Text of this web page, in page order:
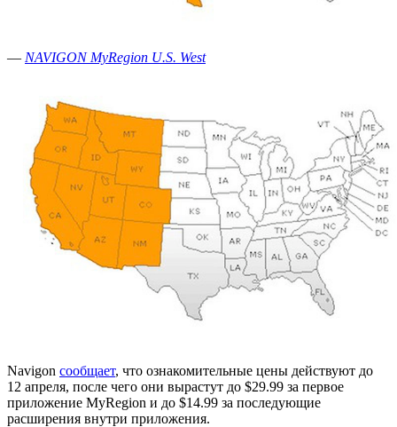
— NAVIGON MyRegion U.S. West
Navigon сообщает, что ознакомительные цены действуют до
12 апреля, после чего они вырастут до $29.99 за первое
приложение MyRegion и до $14.99 за последующие
расширения внутри приложения.